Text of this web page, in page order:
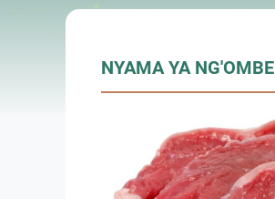
NYAMA YA NG'OMBE